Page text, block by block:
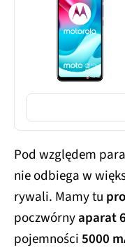
Pod względem
nie odbiega w
rywali. Mamy tu
poczwórnyaparat
pojemności5000